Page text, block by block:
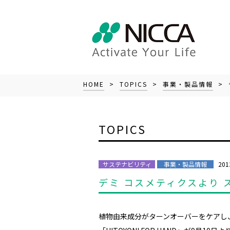
HOME > TOPICS > 事業・製品情報 >
TOPICS
サステナビリティ 事業・製品情報
デミ コスメティクスより
植物由来成分がターンオーバーをケア